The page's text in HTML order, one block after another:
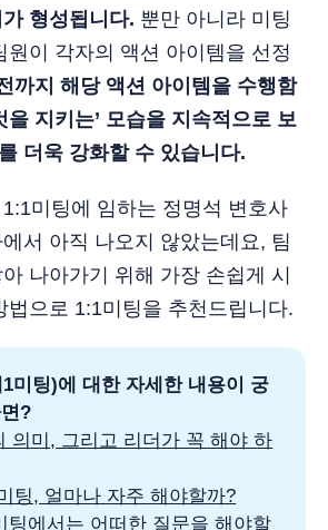
형성됩니다. 뿐만 아니라 미팅
원이 각자의 액션 아이템을 선정
까지 해당 액션 아이템을 수행함
을 지키는’ 모습을 지속적으로 보
더욱 강화할 수 있습니다.
미팅에 임하는 정명석 변호사
서 아직 나오지 않았는데요, 팀
나아가기 위해 가장 손쉽게 시
법으로 1:1미팅을 추천드립니다.
미팅)에 대한 자세한 내용이 궁
?
의미, 그리고 리더가 꼭 해야 하
팅, 얼마나 자주 해야할까?
팅에서는 어떠한 질문을 해야할